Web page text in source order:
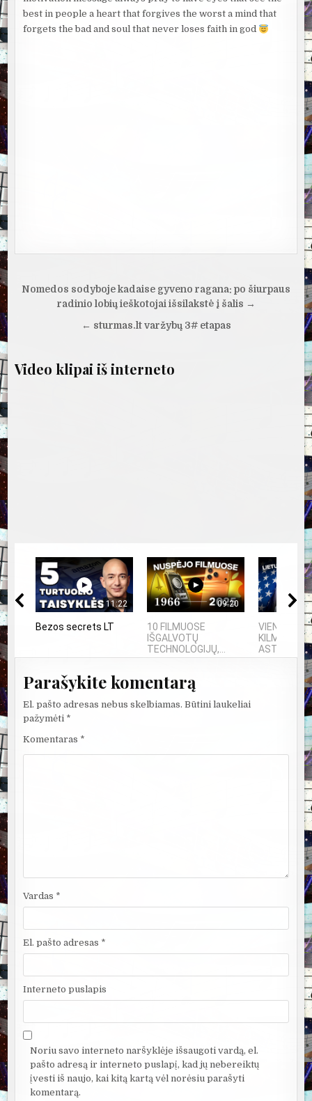
best in people a heart that forgives the worst a mind that
forgets the bad and soul that never loses faith in god
Navigacija
Nomedos sodyboje kadaise gyveno ragana: po šiurpaus
radinio lobių ieškotojai išsilakstė į šalis →
← sturmas.lt varžybų 3# etapas
Video klipai iš interneto
11:22
Bezos secrets LT
09:20
10 FILMUOSE
IŠGALVOTŲ
TECHNOLOGIJŲ,...
KILMĖS
Parašykite komentarą
El. pašto adresas nebus skelbiamas. Būtini laukeliai
pažymėti *
Komentaras *
Vardas *
El. pašto adresas *
Interneto puslapis
Noriu savo interneto naršyklėje išsaugoti vardą, el.
pašto adresą ir interneto puslapį, kad jų nebereiktų
įvesti iš naujo, kai kitą kartą vėl norėsiu parašyti
komentarą.